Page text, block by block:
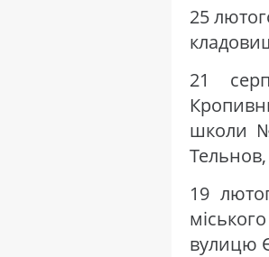
25
21
школи
19
вулицю